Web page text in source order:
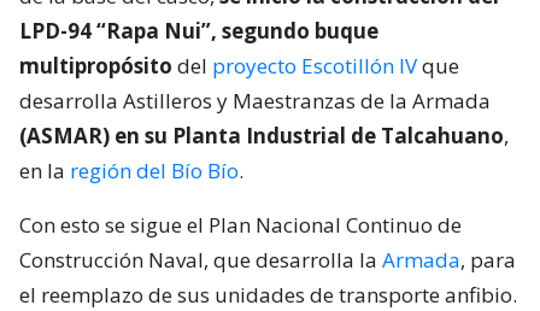
LPD-94 “Rapa Nui”, segundo buque
multipropósito del proyecto Escotillón IVque
desarrolla Astilleros y Maestranzas de la Armada
(ASMAR) en su Planta Industrial de Talcahuano,
en la región del Bío Bío.
Con esto se sigue el Plan Nacional Continuo de
Construcción Naval, que desarrolla la Armada, para
el reemplazo de sus unidades de transporte anfibio.